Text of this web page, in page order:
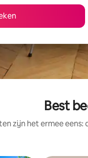
Best
zijn het ermee